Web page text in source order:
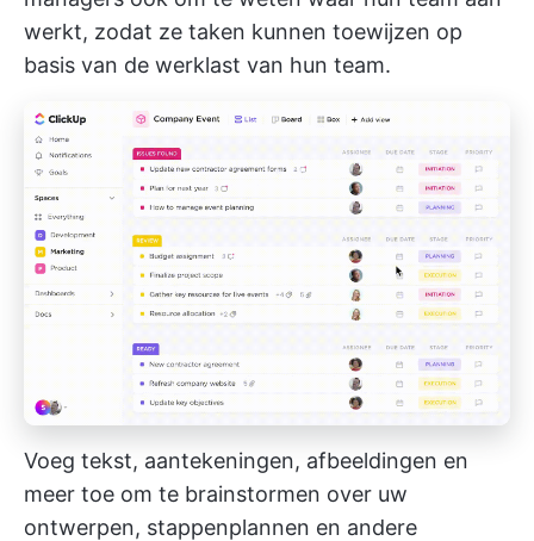
werkt, zodat ze taken kunnen toewijzen op
basis van de werklast van hun team.
Voeg tekst, aantekeningen, afbeeldingen en
meer toe om te brainstormen over uw
ontwerpen, stappenplannen en andere